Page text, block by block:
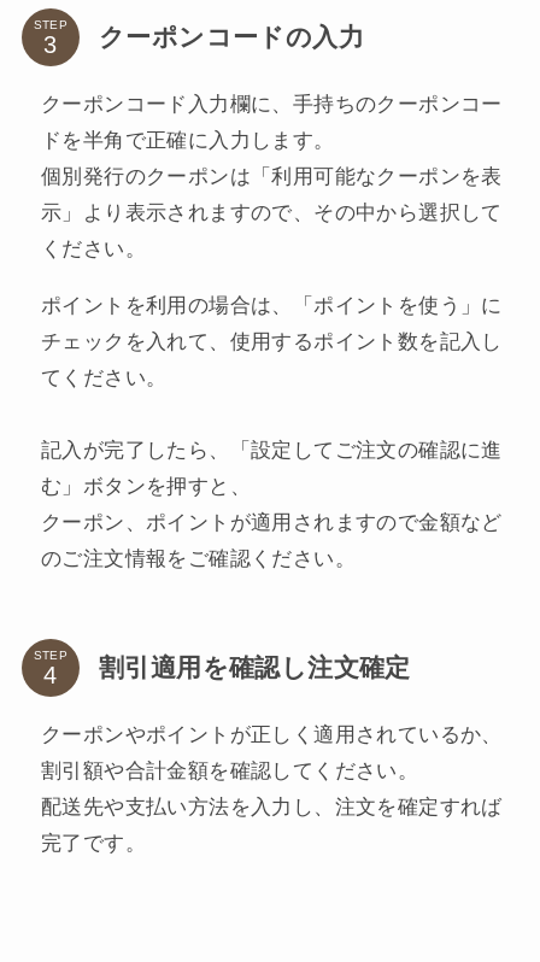
STEP クーポンコードの入力
クーポンコード入力欄に、手持ちのクーポンコー
ドを半角で正確に入力します。
個別発行のクーポンは「利用可能なクーポンを表
示」より表示されますので、その中から選択して
ください。
ポイントを利用の場合は、「ポイントを使う」に
チェックを入れて、使用するポイント数を記入し
てください。
記入が完了したら、「設定してご注文の確認に進
む」ボタンを押すと、
クーポン、ポイントが適用されますので金額など
のご注文情報をご確認ください。
STEP 割引適用を確認し注文確定
クーポンやポイントが正しく適用されているか、
割引額や合計金額を確認してください。
配送先や支払い方法を入力し、注文を確定すれば
完了です。